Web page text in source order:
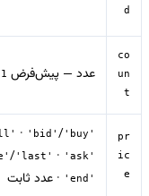
d
co
un
t
عدد — پیش‌فرض 1
pr
ic
e
'buy'
/
'bid'
·
'ask'
·
'last'
/
'end' · عدد ثابت